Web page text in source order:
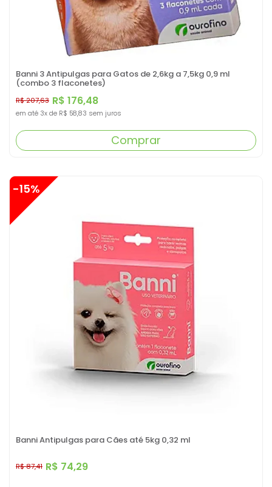
Banni 3 Antipulgas para Gatos de 2,6kg a 7,5kg 0,9 ml
(combo 3 flaconetes)
R$ 176,48
R$ 207,63
em até 3x de R$ 58,83 sem juros
Comprar
Banni Antipulgas para Cães até 5kg 0,32 ml
R$ 74,29
R$ 87,41
-15%